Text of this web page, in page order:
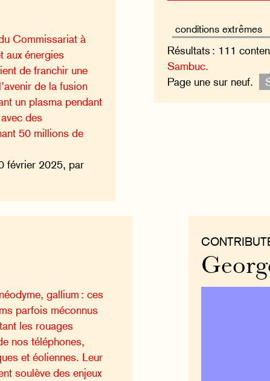
Résultats : 111
Sambuc.
Page une sur neuf.
Commissariat à
aux énergies
de franchir une
de la fusion
un plasma pendant
des
50 millions de
février 2025, par
gallium : ces
parfois méconnus
les rouages
nos téléphones,
et éoliennes. Leur
soulève des enjeux